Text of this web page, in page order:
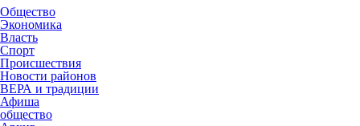
Общество
Экономика
Власть
Спорт
Происшествия
Новости районов
ВЕРА и традиции
Афиша
общество